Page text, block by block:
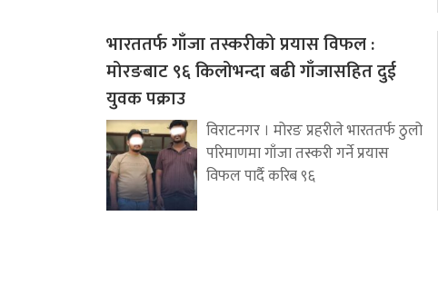
भारततर्फ गाँजा तस्करीको प्रयास विफल :
मोरङबाट ९६ किलोभन्दा बढी गाँजासहित दुई
युवक पक्राउ
विराटनगर । मोरङ प्रहरीले भारततर्फ ठुलो
परिमाणमा गाँजा तस्करी गर्ने प्रयास
विफल पार्दै करिब ९६